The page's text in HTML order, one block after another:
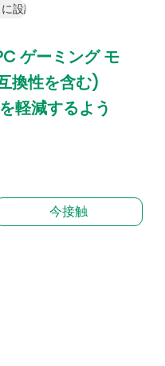
設計
ゲーミング モ
換性を含む)
軽減するよう
今接触